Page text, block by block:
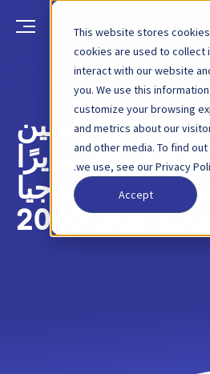
This website stores
cookies are used to collect
interact with our website
you. We use this
customize your browsing
and metrics about our
and other media. To find
we use, see our Privacy
Accept
30 يوليو 2020
أندرس واسين
كواحد من أفضل 25 مديرًا
التكنولوجيا
لعام 2020